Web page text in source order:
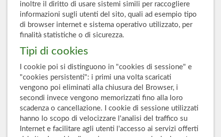
inoltre il diritto di usare sistemi simili per raccogliere
informazioni sugli utenti del sito, quali ad esempio tipo
di browser internet e sistema operativo utilizzato, per
finalità statistiche o di sicurezza.
Tipi di cookies
I cookie poi si distinguono in "cookies di sessione" e
"cookies persistenti": i primi una volta scaricati
vengono poi eliminati alla chiusura del Browser, i
secondi invece vengono memorizzati fino alla loro
scadenza o cancellazione. I cookie di sessione utilizzati
hanno lo scopo di velocizzare l'analisi del traffico su
Internet e facilitare agli utenti l'accesso ai servizi offerti